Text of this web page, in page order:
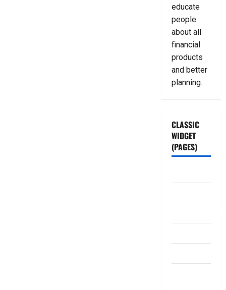
educate
people
about all
financial
products
and better
planning.
CLASSIC
WIDGET
(PAGES)